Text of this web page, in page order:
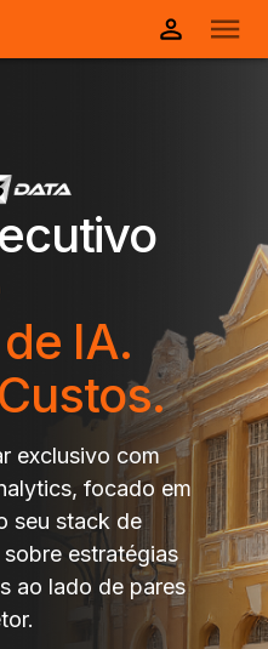
IA.
exclusivo com
focado em
seu stack de
estratégias
ao lado de pares